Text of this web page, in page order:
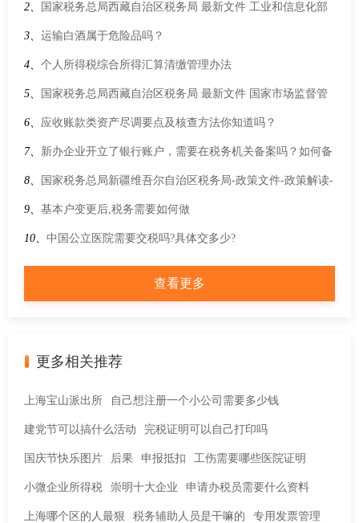
口货物劳务、发生跨境应税行为，是否可以享受增值税进项税
额加计抵减政策？
2、 国家税务总局西藏自治区税务局 最新文件 工业和信息化部
关于发布《免征车辆购置税的设有固定装置的非运输专用作业
车辆目录》（第十二批）的公告
3、 运输白酒属于危险品吗？
4、 个人所得税综合所得汇算清缴管理办法
5、 国家税务总局西藏自治区税务局 最新文件 国家市场监督管
理总局等15部门关于开展个体工商户分型分类精准帮扶提升发
展质量的指导意见
6、 应收账款类资产尽调要点及核查方法你知道吗？
7、 新办企业开立了银行账户，需要在税务机关备案吗？如何备
案？
8、 国家税务总局新疆维吾尔自治区税务局-政策文件-政策解读-
关于《国家税务总局关于境外投资者以分配利润直接投资税收
抵免政策有关事项的公告》的解读
9、 基本户变更后,税务需要如何做
10、 中国公立医院需要交税吗?具体交多少?
查看更多
更多相关推荐
上海宝山派出所 自己想注册一个小公司需要多少钱
建党节可以搞什么活动 完税证明可以自己打印吗
国庆节快乐图片 后果 申报抵扣 工伤需要哪些医院证明
小微企业所得税 崇明十大企业 申请办税员需要什么资料
上海哪个区的人最狠 税务辅助人员是干嘛的 专用发票管理